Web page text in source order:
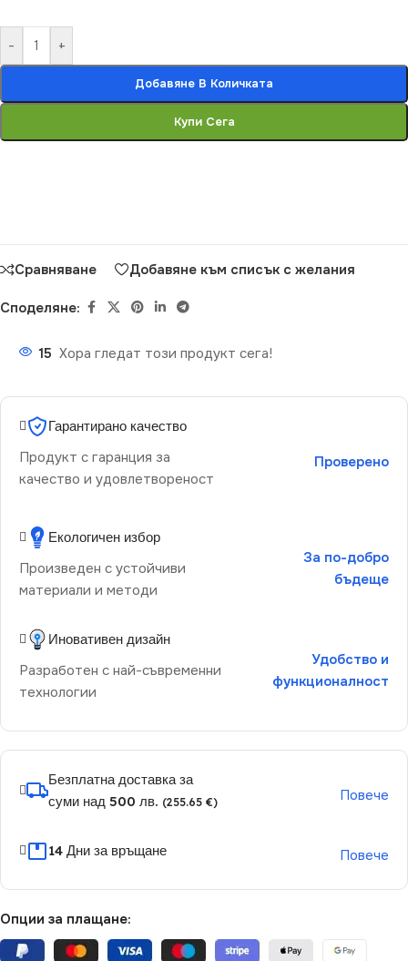
- +
Добавяне В Количката
Купи Сега
Сравняване Добавяне към списък с желания
Споделяне:
15 Хора гледат този продукт сега!
Гарантирано качество
Продукт с гаранция за
качество и удовлетвореност
Проверено
Екологичен избор
Произведен с устойчиви
материали и методи
За по-добро
бъдеще
Иновативен дизайн
Разработен с най-съвременни
технологии
Удобство и
функционалност
Безплатна доставка за
суми над 500 лв. (255.65 €) Повече
14 Дни за връщане Повече
Опции за плащане: